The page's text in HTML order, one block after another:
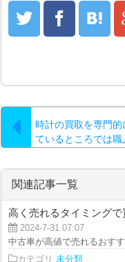
時計の買取を専門的
ているところでは職
関連記事一覧
高く売れるタイミングで
2024-7-31 07:07
中古車が高値で売れるおす
カテゴリ 未分類